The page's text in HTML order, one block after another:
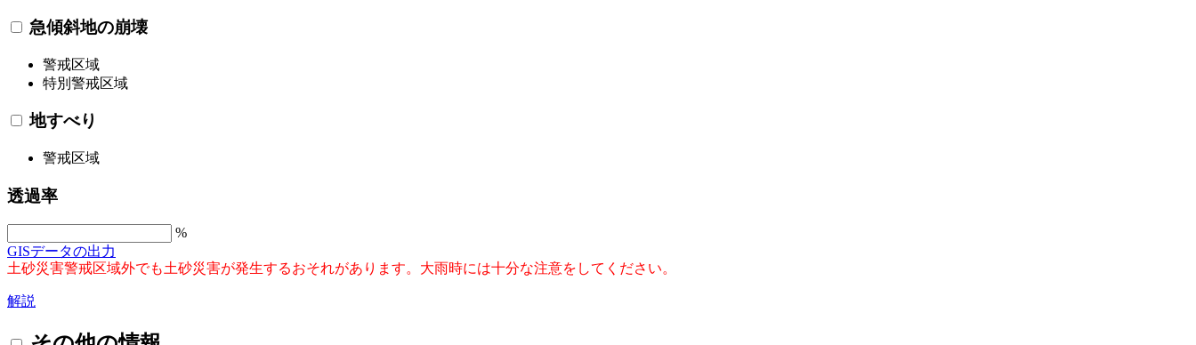
急傾斜地の崩壊
警戒区域
特別警戒区域
地すべり
警戒区域
透過率
%
GISデータの出力
土砂災害警戒区域外でも土砂災害が発生するおそれがあります。大雨時には十分な注意をしてください。
解説